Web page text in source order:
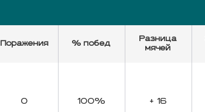
Поражения % побед
Разница
мячей
0 100% + 16